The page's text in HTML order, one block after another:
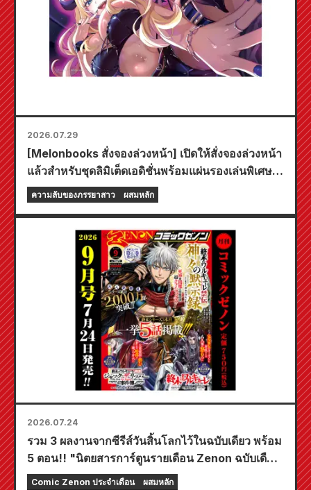
2026.07.29
[Melonbooks สั่งจองล่วงหน้า] เปิดให้สั่งจองล่วงหน้า
แล้วสำหรับชุดลิมิเต็ดเอดิชั่นพร้อมแผ่นรองเล่นพิเศษที่
มีภาพประกอบสุดงดงามของฟูยูกิ โทโจ วาดโดยคุโด!
เล่มที่ 6 ล่าสุดของ "ความลับของเจ้าสาวสาว" มี
ความลับของภรรยาสาว ผสมหลัก
2026.07.24
รวม 3 ผลงานจากซีรีส์วันสิ้นโลกไว้ในฉบับเดียว พร้อม
5 ตอน!! "นิตยสารการ์ตูนรายเดือน Zenon ฉบับเดือน
กันยายน 2026" วางจำหน่ายวันที่ 24 กรกฎาคม!!
Comic Zenon ประจำเดือน ผสมหลัก